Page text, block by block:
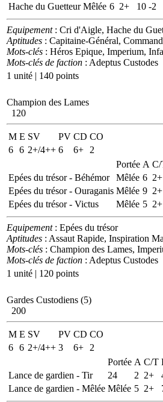
Hache du Guetteur Mêlée 6 2+ 10 -2
Equipement: Cri d'Aigle, Hache du
Aptitudes : Capitaine-Général,
Mots-clés : Héros Epique, Imperium,
Mots-clés de faction : Adeptus Custodes
1 unité | 140 points
Champion des Lames
120
M E SV PV CD CO
6 6 2+/4++ 6 6+
2
Portée A
Epées du trésor - Béhémor
Mêlée 6 2+
Epées du trésor - Ouraganis Mêlée 9 2+
Epées du trésor - Victus
Mêlée 5 2+
Equipement: Epées du trésor
Aptitudes : Assaut Rapide, Inspiration
Mots-clés : Champion des Lames,
Mots-clés de faction : Adeptus Custodes
1 unité | 120 points
Gardes Custodiens (5)
200
M E SV PV CD CO
6 6 2+/4++ 3 6+
2
Portée A C/T
Lance de gardien - Tir
24 2 2+
Lance de gardien - Mêlée Mêlée 5 2+